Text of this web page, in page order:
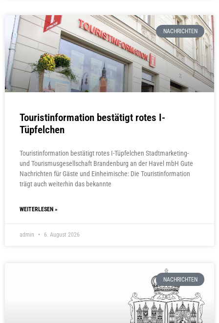
NACHRICHTEN
Touristinformation bestätigt rotes I-
Tüpfelchen
Touristinformation bestätigt rotes I-Tüpfelchen Stadtmarketing-
und Tourismusgesellschaft Brandenburg an der Havel mbH Gute
Nachrichten für Gäste und Einheimische: Die Touristinformation
trägt auch weiterhin das bekannte
WEITERLESEN »
admin 6. August 2026
NACHRICHTEN